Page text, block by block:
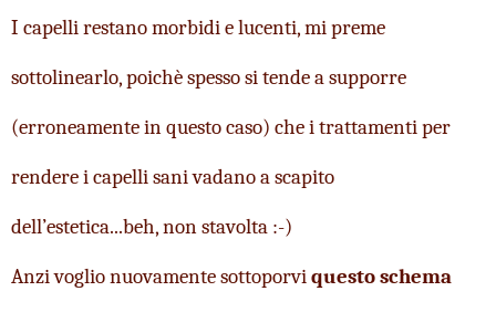
I capelli restano morbidi e lucenti, mi preme
sottolinearlo, poichè spesso si tende a supporre
(erroneamente in questo caso) che i trattamenti per
rendere i capelli sani vadano a scapito
dell’estetica...beh, non stavolta :-)
Anzi voglio nuovamente sottoporvi questo schema